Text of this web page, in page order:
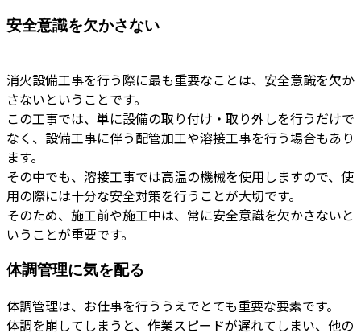
安全意識を欠かさない
消火設備工事を行う際に最も重要なことは、安全意識を欠か
さないということです。
この工事では、単に設備の取り付け・取り外しを行うだけで
なく、設備工事に伴う配管加工や溶接工事を行う場合もあり
ます。
その中でも、溶接工事では高温の機械を使用しますので、使
用の際には十分な安全対策を行うことが大切です。
そのため、施工前や施工中は、常に安全意識を欠かさないと
いうことが重要です。
体調管理に気を配る
体調管理は、お仕事を行ううえでとても重要な要素です。
体調を崩してしまうと、作業スピードが遅れてしまい、他の